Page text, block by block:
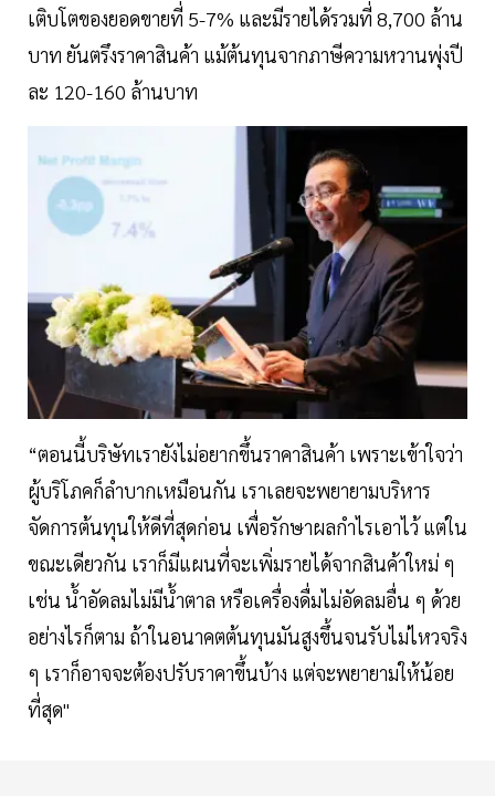
เติบโตของยอดขายที่ 5-7% และมีรายได้รวมที่ 8,700 ล้าน
บาท ยันตรึงราคาสินค้า แม้ต้นทุนจากภาษีความหวานพุ่งปี
ละ 120-160 ล้านบาท
“ตอนนี้บริษัทเรายังไม่อยากขึ้นราคาสินค้า เพราะเข้าใจว่า
ผู้บริโภคก็ลำบากเหมือนกัน เราเลยจะพยายามบริหาร
จัดการต้นทุนให้ดีที่สุดก่อน เพื่อรักษาผลกำไรเอาไว้ แต่ใน
ขณะเดียวกัน เราก็มีแผนที่จะเพิ่มรายได้จากสินค้าใหม่ ๆ
เช่น น้ำอัดลมไม่มีน้ำตาล หรือเครื่องดื่มไม่อัดลมอื่น ๆ ด้วย
อย่างไรก็ตาม ถ้าในอนาคตต้นทุนมันสูงขึ้นจนรับไม่ไหวจริง
ๆ เราก็อาจจะต้องปรับราคาขึ้นบ้าง แต่จะพยายามให้น้อย
ที่สุด"